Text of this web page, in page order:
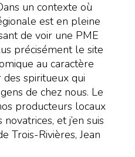
un contexte où
est en pleine
de voir une PME
précisément le site
au caractère
spiritueux qui
de chez nous. Le
producteurs locaux
et j’en suis
Trois-Rivières, Jean